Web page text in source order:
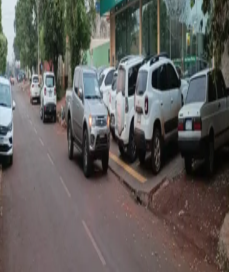
Estado Mato Grosso do Sul MS
Cidade Maracaju
As melhores
opções de
Maracaju
no Mato Grosso